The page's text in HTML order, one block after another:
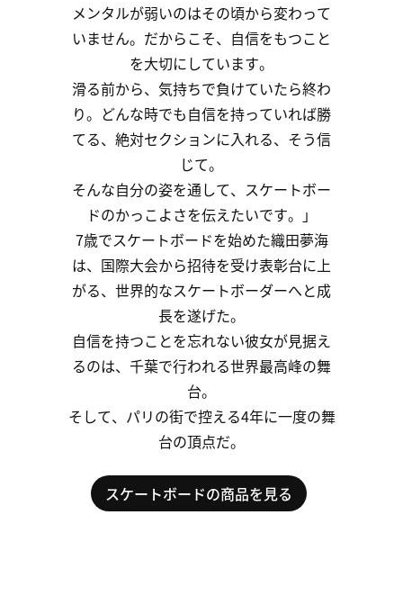
メンタルが弱いのはその頃から変わって
いません。 だからこそ、 自信をもつこと
を大切にしています。
滑る前から、 気持ちで負けていたら終わ
り。 どんな時でも自信を持っていれば勝
てる、 絶対セクションに入れる、 そう信
じて。
そんな自分の姿を通して、 スケートボー
ドのかっこよさを伝えたいです。」
7歳でスケートボードを始めた織田夢海
は、 国際大会から招待を受け表彰台に上
がる、 世界的なスケートボーダーへと成
長を遂げた。
自信を持つことを忘れない彼女が見据え
るのは、 千葉で行われる世界最高峰の舞
台。
そして、 パリの街で控える4年に一度の舞
台の頂点だ。
スケートボードの商品を見る